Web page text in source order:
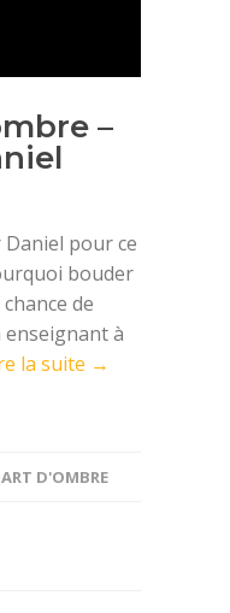
–
pour ce
bouder
de
à
la suite →
D'OMBRE